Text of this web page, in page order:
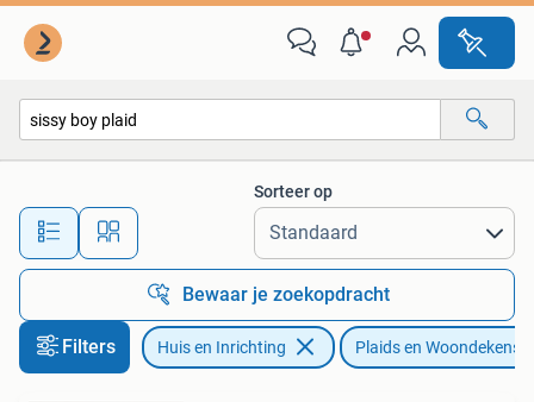
Alle afstanden…
Sorteer op
Bewaar je zoekopdracht
Filters Huis en Inrichting Plaids en Woondekens